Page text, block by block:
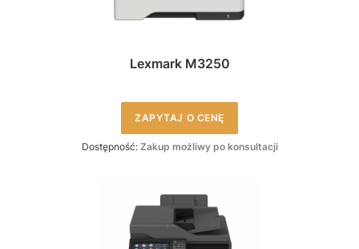
Lexmark M3250
ZAPYTAJ O CENĘ
Dostępność: Zakup możliwy po konsultacji